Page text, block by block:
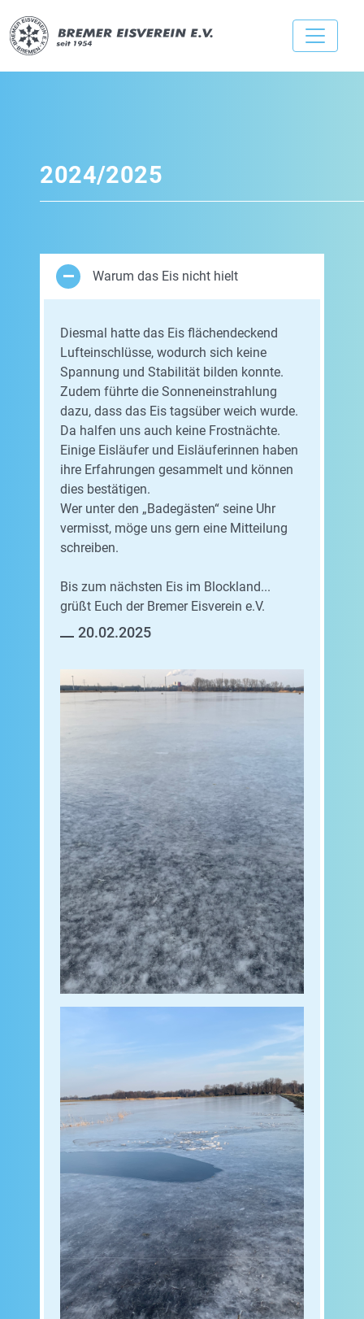
2024/2025
Warum das Eis nicht hielt
Diesmal hatte das Eis flächendeckend
Lufteinschlüsse, wodurch sich keine
Spannung und Stabilität bilden konnte.
Zudem führte die Sonneneinstrahlung
dazu, dass das Eis tagsüber weich wurde.
Da halfen uns auch keine Frostnächte.
Einige Eisläufer und Eisläuferinnen haben
ihre Erfahrungen gesammelt und können
dies bestätigen.
Wer unter den „Badegästen“ seine Uhr
vermisst, möge uns gern eine Mitteilung
schreiben.
Bis zum nächsten Eis im Blockland...
grüßt Euch der Bremer Eisverein e.V.
20.02.2025